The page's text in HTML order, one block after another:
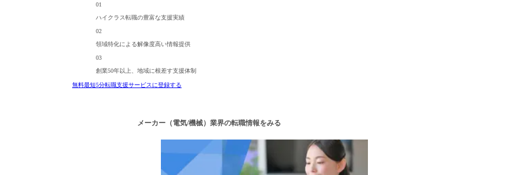
01
ハイクラス転職の豊富な支援実績
02
領域特化による解像度高い情報提供
03
創業50年以上、 地域に根差す支援体制
無料最短5分転職支援サービスに登録する
メーカー（電気/機械）業界の転職情報をみる